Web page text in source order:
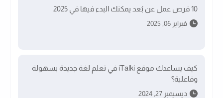
10 فرص عمل عن بُعد يمكنك البدء فيها في 2025
فبراير 06, 2025
كيف يساعدك موقع iTalki في تعلم لغة جديدة بسهولة
وفاعلية؟
ديسيمبر 27, 2024